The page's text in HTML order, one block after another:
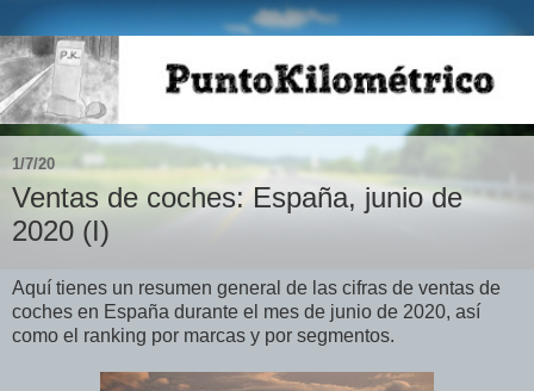
1/7/20
Ventas de coches: España, junio de
2020 (I)
Aquí tienes un resumen general de las cifras de ventas de
coches en España durante el mes de junio de 2020, así
como el ranking por marcas y por segmentos.